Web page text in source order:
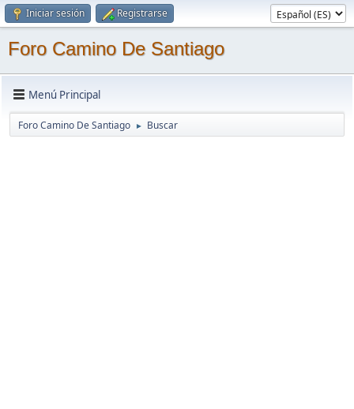
Iniciar sesión Registrarse
Foro Camino De Santiago
Menú Principal
Foro Camino De Santiago ► Buscar